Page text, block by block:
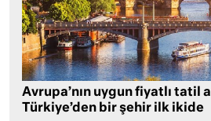
Avrupa’nın uygun fiyatlı tatil
Türkiye’den bir şehir ilk ikide